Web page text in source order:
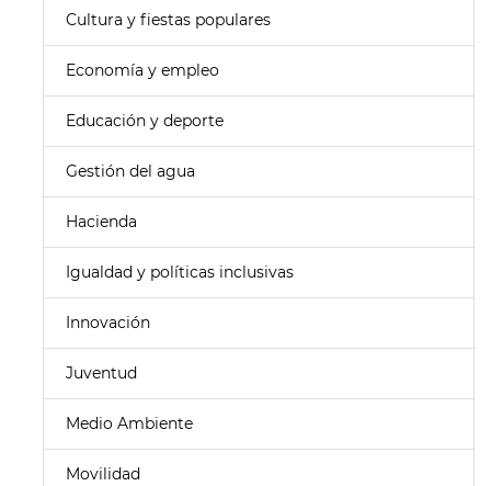
Cultura y fiestas populares
Economía y empleo
Educación y deporte
Gestión del agua
Hacienda
Igualdad y políticas inclusivas
Innovación
Juventud
Medio Ambiente
Movilidad